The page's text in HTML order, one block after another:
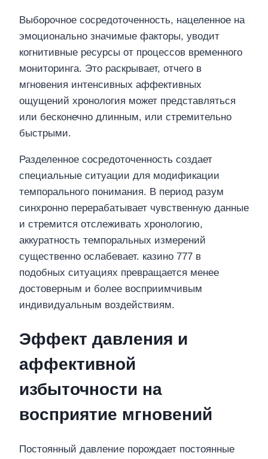
Выборочное сосредоточенность, нацеленное на
эмоционально значимые факторы, уводит
когнитивные ресурсы от процессов временного
мониторинга. Это раскрывает, отчего в
мгновения интенсивных аффективных
ощущений хронология может представляться
или бесконечно длинным, или стремительно
быстрыми.
Разделенное сосредоточенность создает
специальные ситуации для модификации
темпорального понимания. В период разум
синхронно перерабатывает чувственную данные
и стремится отслеживать хронологию,
аккуратность темпоральных измерений
существенно ослабевает. казино 777 в
подобных ситуациях превращается менее
достоверным и более восприимчивым
индивидуальным воздействиям.
Эффект давления и
аффективной
избыточности на
восприятие мгновений
Постоянный давление порождает постоянные